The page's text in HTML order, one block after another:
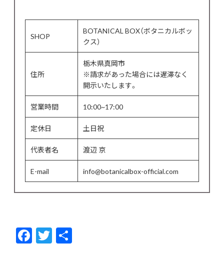
SHOP
BOTANICAL BOX（ボタニカルボッ
クス）
住所
栃木県真岡市
※請求があった場合には遅滞なく
開示いたします。
営業時間 10:00~17:00
定休日 土日祝
代表者名 渡辺 京
E-mail info@botanicalbox-official.com
F
ac
T
w